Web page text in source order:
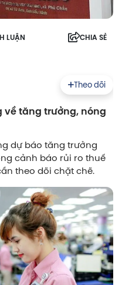
LUẬN CHIA SẺ
Theo dõi
về tăng trưởng, nóng
dự báo tăng trưởng
cảnh báo rủi ro thuế
theo dõi chặt chẽ.